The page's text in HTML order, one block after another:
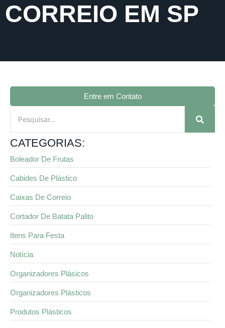
CORREIO EM SP
Entre em Contato
CATEGORIAS:
Boleador De Frutas
Cabides De Plástico
Caixas De Correio
Cortador De Batata Palito
Itens Para Festa
Notícia
Organizadores Plásicos
Organizadores Plásticos
Produtos Plásticos